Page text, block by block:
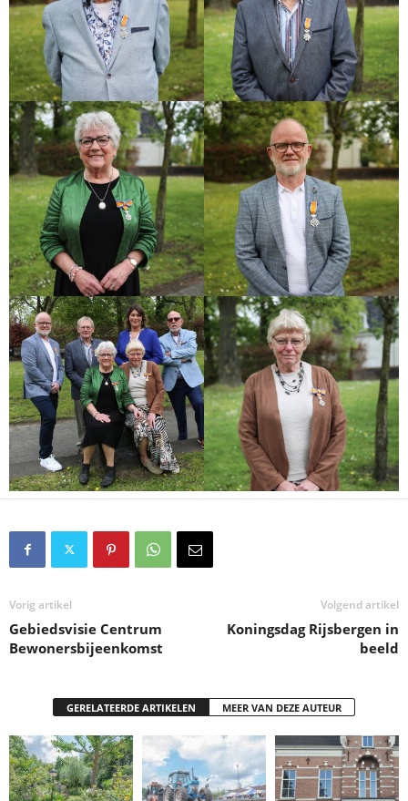
Vorig artikel
Gebiedsvisie Centrum
Bewonersbijeenkomst
Volgend artikel
Koningsdag Rijsbergen in
beeld
GERELATEERDE ARTIKELEN MEER VAN DEZE AUTEUR